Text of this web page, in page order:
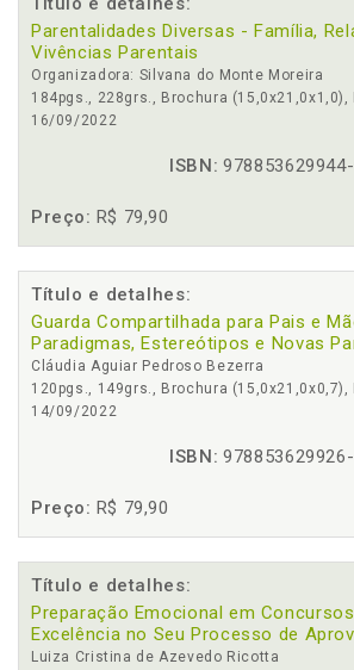
Parentalidades Diversas - Família,
Vivências Parentais
Organizadora: Silvana do Monte Moreira
184pgs., 228grs., Brochura (15,0x21,0x1,0),
16/09/2022
ISBN:
Preço: R$ 79,90
Título e detalhes:
Guarda Compartilhada para Pais e
Paradigmas, Estereótipos e Novas
Cláudia Aguiar Pedroso Bezerra
120pgs., 149grs., Brochura (15,0x21,0x0,7),
14/09/2022
ISBN:
Preço: R$ 79,90
Título e detalhes:
Preparação Emocional em
Excelência no Seu Processo de
Luiza Cristina de Azevedo Ricotta